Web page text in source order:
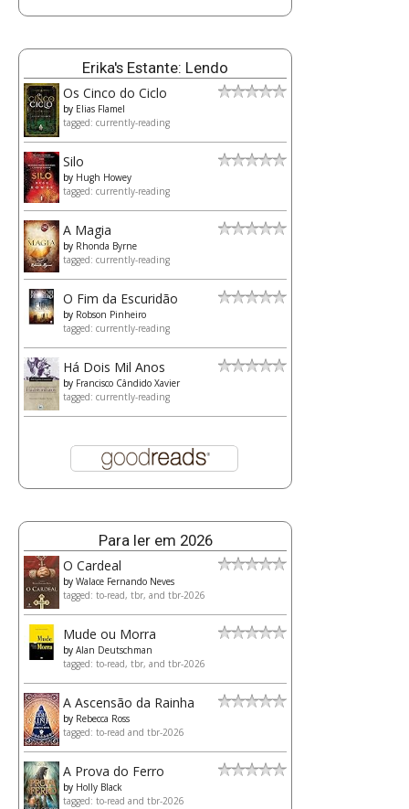
Erika's Estante: Lendo
Os Cinco do Ciclo
by Elias Flamel
tagged: currently-reading
Silo
by Hugh Howey
tagged: currently-reading
A Magia
by Rhonda Byrne
tagged: currently-reading
O Fim da Escuridão
by Robson Pinheiro
tagged: currently-reading
Há Dois Mil Anos
by Francisco Cândido Xavier
tagged: currently-reading
Para ler em 2026
O Cardeal
by Walace Fernando Neves
tagged: to-read, tbr, and tbr-2026
Mude ou Morra
by Alan Deutschman
tagged: to-read, tbr, and tbr-2026
A Ascensão da Rainha
by Rebecca Ross
tagged: to-read and tbr-2026
A Prova do Ferro
by Holly Black
tagged: to-read and tbr-2026